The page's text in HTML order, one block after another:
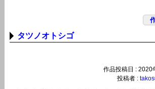
タツノオトシゴ
作品投稿日 : 2020
投稿者 :